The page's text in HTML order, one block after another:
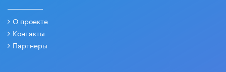
О проекте
Контакты
Партнеры